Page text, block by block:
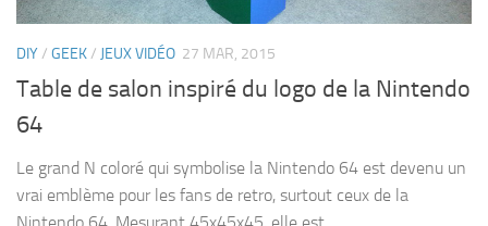
DIY/ GEEK/ JEUX VIDÉO 27 MAR, 2015
Table de salon inspiré du logo de la Nintendo
64
Le grand N coloré qui symbolise la Nintendo 64 est devenu un
vrai emblème pour les fans de retro, surtout ceux de la